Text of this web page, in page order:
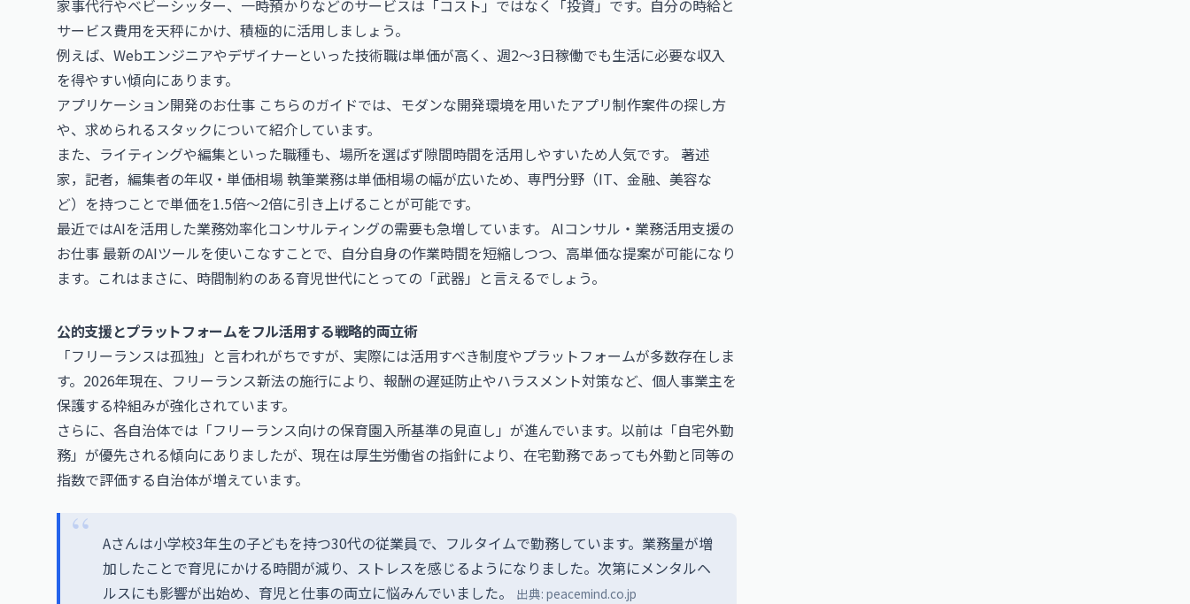
家事代行やベビーシッター、一時預かりなどのサービスは「コスト」ではなく「投資」です。自分の時給と
サービス費用を天秤にかけ、積極的に活用しましょう。
例えば、Webエンジニアやデザイナーといった技術職は単価が高く、週2〜3日稼働でも生活に必要な収入
を得やすい傾向にあります。
アプリケーション開発のお仕事 こちらのガイドでは、モダンな開発環境を用いたアプリ制作案件の探し方
や、求められるスタックについて紹介しています。
また、ライティングや編集といった職種も、場所を選ばず隙間時間を活用しやすいため人気です。 著述
家，記者，編集者の年収・単価相場 執筆業務は単価相場の幅が広いため、専門分野（IT、金融、美容な
ど）を持つことで単価を1.5倍〜2倍に引き上げることが可能です。
最近ではAIを活用した業務効率化コンサルティングの需要も急増しています。 AIコンサル・業務活用支援の
お仕事 最新のAIツールを使いこなすことで、自分自身の作業時間を短縮しつつ、高単価な提案が可能になり
ます。これはまさに、時間制約のある育児世代にとっての「武器」と言えるでしょう。
公的支援とプラットフォームをフル活用する戦略的両立術
「フリーランスは孤独」と言われがちですが、実際には活用すべき制度やプラットフォームが多数存在しま
す。2026年現在、フリーランス新法の施行により、報酬の遅延防止やハラスメント対策など、個人事業主を
保護する枠組みが強化されています。
さらに、各自治体では「フリーランス向けの保育園入所基準の見直し」が進んでいます。以前は「自宅外勤
務」が優先される傾向にありましたが、現在は厚生労働省の指針により、在宅勤務であっても外勤と同等の
指数で評価する自治体が増えています。
Aさんは小学校3年生の子どもを持つ30代の従業員で、フルタイムで勤務しています。業務量が増
加したことで育児にかける時間が減り、ストレスを感じるようになりました。次第にメンタルヘ
ルスにも影響が出始め、育児と仕事の両立に悩みんでいました。
出典: peacemind.co.jp